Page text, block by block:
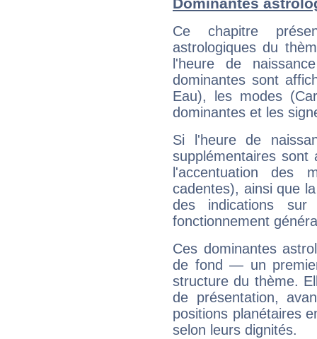
Dominantes
Ce chapitre
astrologiques du
l'heure de
dominantes sont
Eau), les modes
dominantes et les
Si l'heure de
supplémentaires sont
l'accentuation des
cadentes), ainsi que
des indications sur
fonctionnement
Ces dominantes
de fond — un
structure du thème.
de présentation,
positions planétaires
selon leurs dignités.